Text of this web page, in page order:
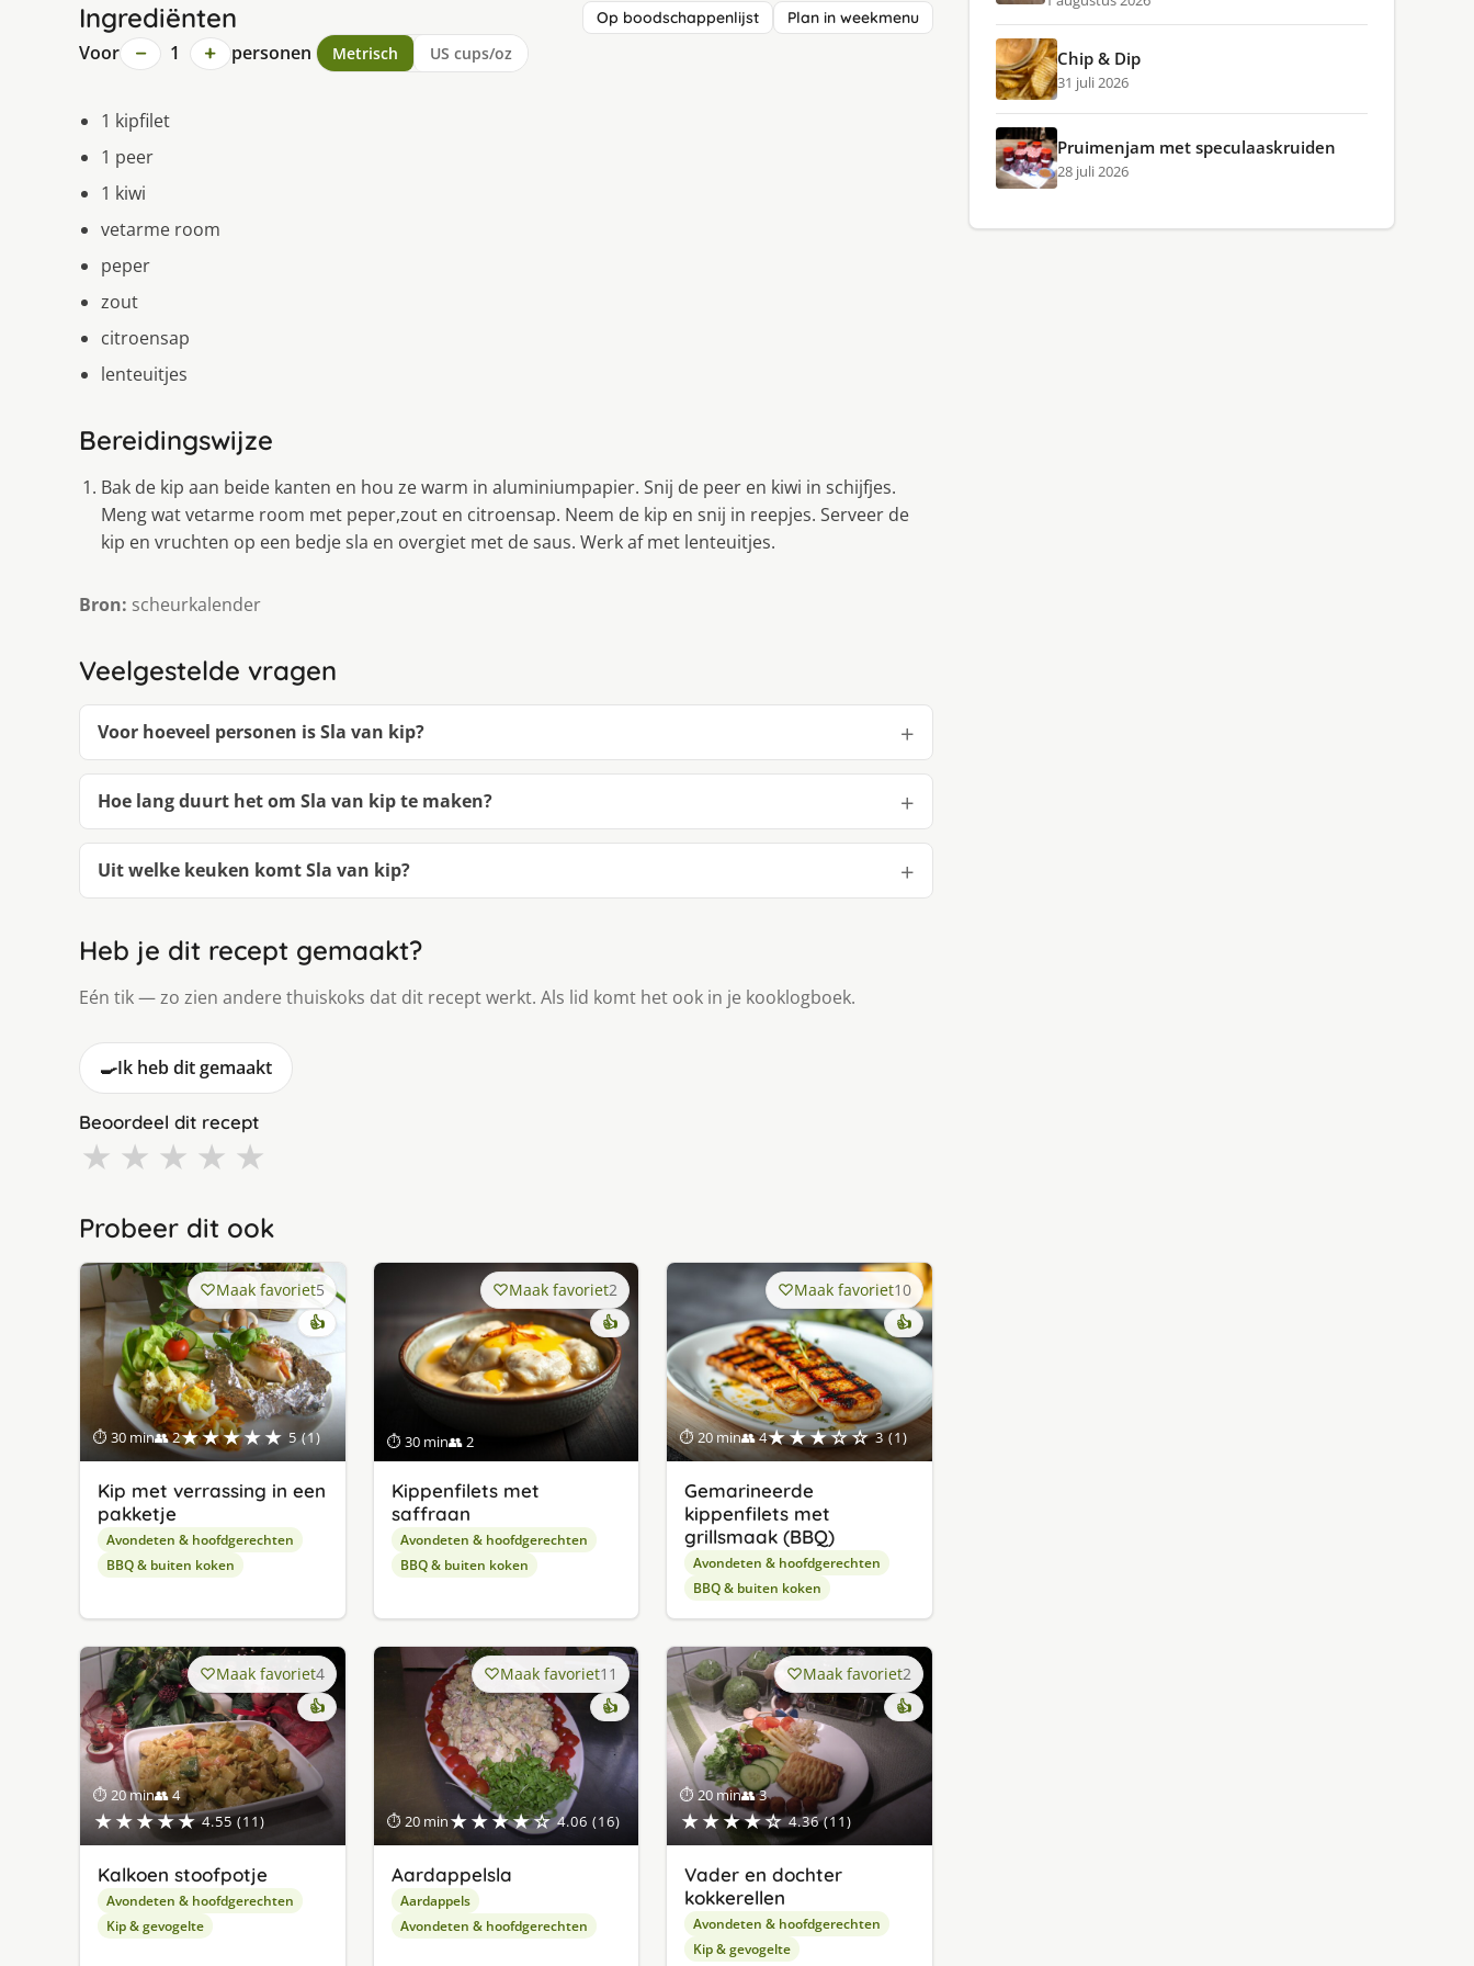
Ingrediënten Op boodschappenlijst Plan in weekmenu
Voor − 1 + personen Metrisch US cups/oz
1 kipfilet
1 peer
1 kiwi
vetarme room
peper
zout
citroensap
lenteuitjes
Bereidingswijze
Bak de kip aan beide kanten en hou ze warm in aluminiumpapier. Snij de peer en kiwi in schijfjes.
Meng wat vetarme room met peper,zout en citroensap. Neem de kip en snij in reepjes. Serveer de
kip en vruchten op een bedje sla en overgiet met de saus. Werk af met lenteuitjes.
Bron: scheurkalender
Veelgestelde vragen
Voor hoeveel personen is Sla van kip?
Hoe lang duurt het om Sla van kip te maken?
Uit welke keuken komt Sla van kip?
Heb je dit recept gemaakt?
Eén tik — zo zien andere thuiskoks dat dit recept werkt. Als lid komt het ook in je kooklogboek.
🍳Ik heb dit gemaakt
Beoordeel dit recept
★ ★ ★ ★ ★
Probeer dit ook
⏱ 30 min👥 2★★★★★ 5 (1)
Maak favoriet5
👍
Kip met verrassing in een
pakketje
Avondeten & hoofdgerechten
BBQ & buiten koken
⏱ 30 min👥 2
Maak favoriet2
👍
Kippenfilets met
saffraan
Avondeten & hoofdgerechten
BBQ & buiten koken
⏱ 20 min👥 4★★★☆☆ 3 (1)
Maak favoriet10
👍
Gemarineerde
kippenfilets met
grillsmaak (BBQ)
Avondeten & hoofdgerechten
BBQ & buiten koken
⏱ 20 min👥 4
★★★★★ 4.55 (11)
Maak favoriet4
👍
Kalkoen stoofpotje
Avondeten & hoofdgerechten
Kip & gevogelte
⏱ 20 min★★★★☆ 4.06 (16)
Maak favoriet11
👍
Aardappelsla
Aardappels
Avondeten & hoofdgerechten
⏱ 20 min👥 3
★★★★☆ 4.36 (11)
Maak favoriet2
👍
Vader en dochter
kokkerellen
Avondeten & hoofdgerechten
Kip & gevogelte
Chip & Dip
31 juli 2026
Pruimenjam met speculaaskruiden
28 juli 2026